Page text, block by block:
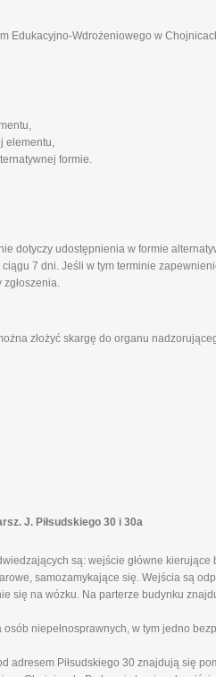
Edukacyjno-Wdrożeniowego w
elementu,
formie.
dotyczy udostępnienia w formie
7 dni. Jeśli w tym terminie
złożyć skargę do organu
J. Piłsudskiego 30 i 30a
są: wejście główne
samozamykające się. Wejścia są
się na wózku. Na parterze budynku
niepełnosprawnych, w tym jedno
adresem Piłsudskiego 30 znajdują się